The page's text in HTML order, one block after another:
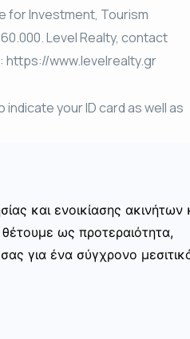
for Investment, Tourism
Level Realty, contact
https://www.levelrealty.gr
your ID card as well as
και ενοικίασης ακινήτων
ως προτεραιότητα,
για ένα σύγχρονο